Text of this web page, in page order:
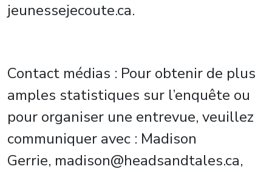
jeunessejecoute.ca.
Contact médias : Pour obtenir de plus
amples statistiques sur l’enquête ou
pour organiser une entrevue, veuillez
communiquer avec : Madison
Gerrie, madison@headsandtales.ca,